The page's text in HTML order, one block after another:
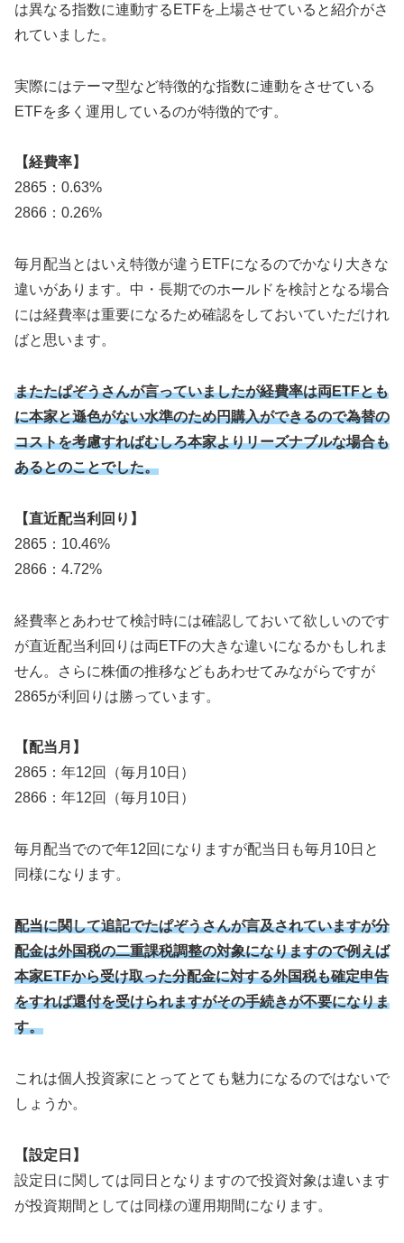
は異なる指数に連動するETFを上場させていると紹介がさ
れていました。
実際にはテーマ型など特徴的な指数に連動をさせている
ETFを多く運用しているのが特徴的です。
【経費率】
2865：0.63%
2866：0.26%
毎月配当とはいえ特徴が違うETFになるのでかなり大きな
違いがあります。中・長期でのホールドを検討となる場合
には経費率は重要になるため確認をしておいていただけれ
ばと思います。
またたぱぞうさんが言っていましたが経費率は両ETFとも
に本家と遜色がない水準のため円購入ができるので為替の
コストを考慮すればむしろ本家よりリーズナブルな場合も
あるとのことでした。
【直近配当利回り】
2865：10.46%
2866：4.72%
経費率とあわせて検討時には確認しておいて欲しいのです
が直近配当利回りは両ETFの大きな違いになるかもしれま
せん。さらに株価の推移などもあわせてみながらですが
2865が利回りは勝っています。
【配当月】
2865：年12回（毎月10日）
2866：年12回（毎月10日）
毎月配当でので年12回になりますが配当日も毎月10日と
同様になります。
配当に関して追記でたぱぞうさんが言及されていますが分
配金は外国税の二重課税調整の対象になりますので例えば
本家ETFから受け取った分配金に対する外国税も確定申告
をすれば還付を受けられますがその手続きが不要になりま
す。
これは個人投資家にとってとても魅力になるのではないで
しょうか。
【設定日】
設定日に関しては同日となりますので投資対象は違います
が投資期間としては同様の運用期間になります。